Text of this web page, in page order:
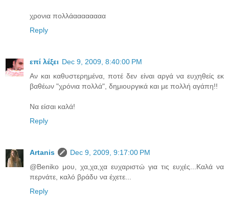
χρονια πολλάαααααααα
Reply
επί λέξει Dec 9, 2009, 8:40:00 PM
Αν και καθυστερημένα, ποτέ δεν είναι αργά να ευχηθείς εκ
βαθέων "χρόνια πολλά", δημιουργικά και με πολλή αγάπη!!
Να είσαι καλά!
Reply
Artanis
Dec 9, 2009, 9:17:00 PM
@Beniko μου, χα,χα,χα ευχαριστώ για τις ευχές...Καλά να
περνάτε, καλό βράδυ να έχετε...
Reply